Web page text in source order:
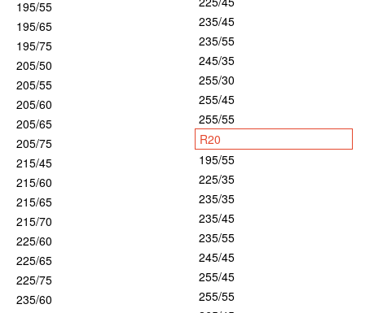
195/55
195/65
195/75
205/50
205/55
205/60
205/65
205/75
215/45
215/60
215/65
215/70
225/60
225/65
225/75
235/60
235/45
235/55
245/35
255/30
255/45
255/55
R20
195/55
225/35
235/35
235/45
235/55
245/45
255/45
255/55